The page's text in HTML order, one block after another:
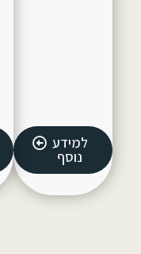
למידע
נוסף